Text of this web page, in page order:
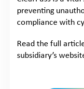
preventing
compliance with
Read the full
subsidiary’s